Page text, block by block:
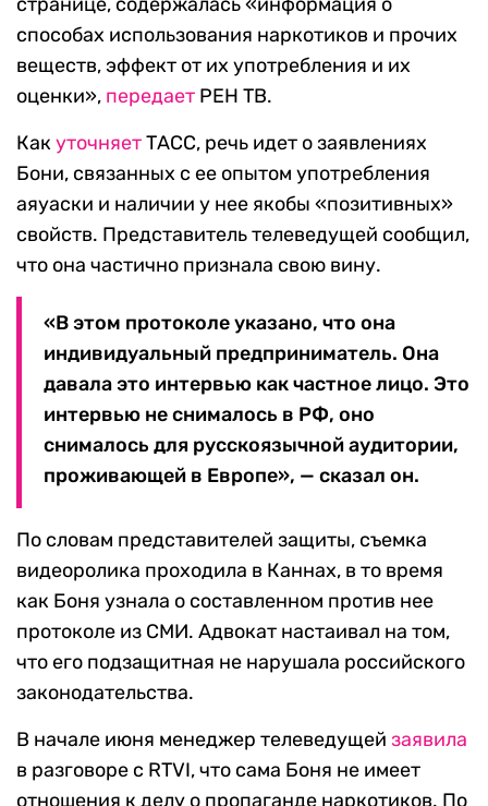
способах использования наркотиков и прочих
веществ, эффект от их употребления и их
оценки», передает РЕН ТВ.
КакуточняетТАСС, речь идет о заявлениях
Бони, связанных с ее опытом употребления
аяуаски и наличии у нее якобы «позитивных»
свойств. Представитель телеведущей сообщил,
что она частично признала свою вину.
«В этом протоколе указано, что она
индивидуальный предприниматель. Она
давала это интервью как частное лицо. Это
интервью не снималось в РФ, оно
снималось для русскоязычной аудитории,
проживающей в Европе», — сказал он.
По словам представителей защиты, съемка
видеоролика проходила в Каннах, в то время
как Боня узнала о составленном против нее
протоколе из СМИ. Адвокат настаивал на том,
что его подзащитная не нарушала российского
законодательства.
В начале июня менеджер телеведущей заявила
в разговоре с RTVI, что сама Боня не имеет
отношения к делу о пропаганде наркотиков. По